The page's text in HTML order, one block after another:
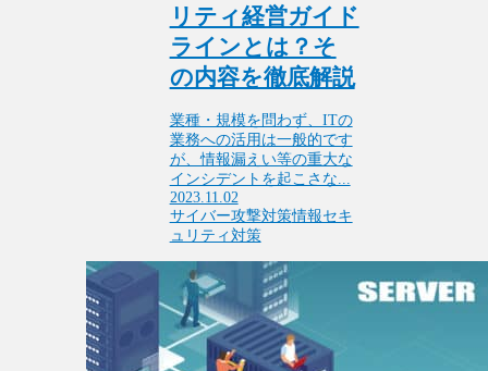
リティ経営ガイド
ラインとは？そ
の内容を徹底解説
業種・規模を問わず、ITの
業務への活用は一般的です
が、情報漏えい等の重大な
インシデントを起こさな...
2023.11.02
サイバー攻撃対策情報セキ
ュリティ対策